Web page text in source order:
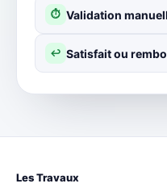
⏱ Validation
↩ Satisfait ou
Les Travaux